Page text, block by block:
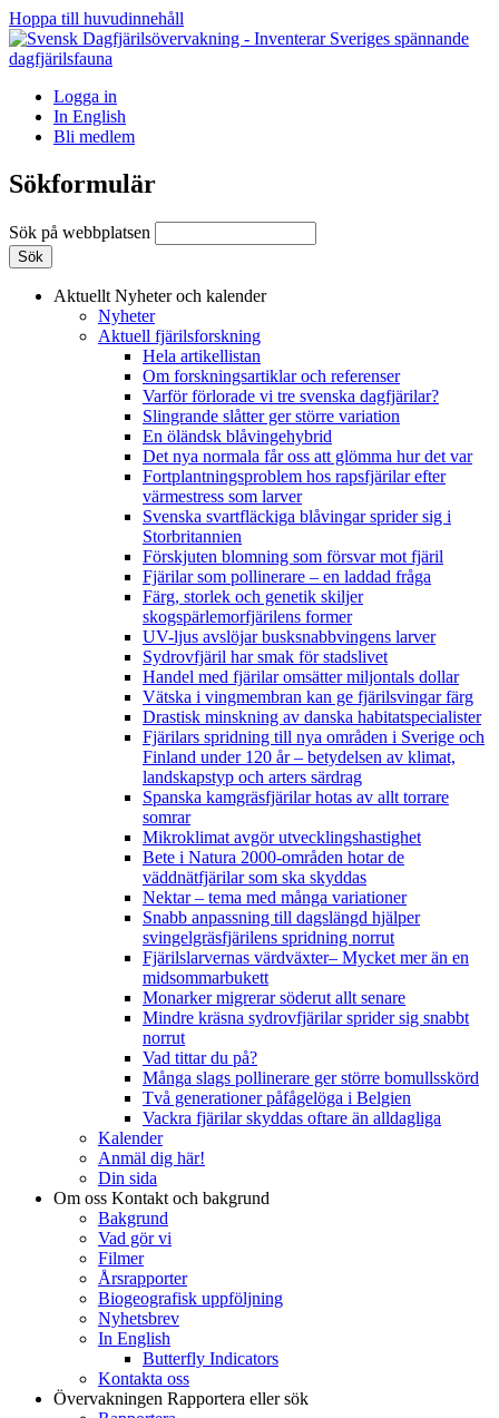
Hoppa till huvudinnehåll
Logga in
In English
Bli medlem
Sökformulär
Sök på webbplatsen
Aktuellt Nyheter och kalender
Nyheter
Aktuell fjärilsforskning
Hela artikellistan
Om forskningsartiklar och referenser
Varför förlorade vi tre svenska dagfjärilar?
Slingrande slåtter ger större variation
En öländsk blåvingehybrid
Det nya normala får oss att glömma hur det var
Fortplantningsproblem hos rapsfjärilar efter
värmestress som larver
Svenska svartfläckiga blåvingar sprider sig i
Storbritannien
Förskjuten blomning som försvar mot fjäril
Fjärilar som pollinerare – en laddad fråga
Färg, storlek och genetik skiljer
skogspärlemorfjärilens former
UV-ljus avslöjar busksnabbvingens larver
Sydrovfjäril har smak för stadslivet
Handel med fjärilar omsätter miljontals dollar
Vätska i vingmembran kan ge fjärilsvingar färg
Drastisk minskning av danska habitatspecialister
Fjärilars spridning till nya områden i Sverige och
Finland under 120 år– betydelsen av klimat,
landskapstyp och arters särdrag
Spanska kamgräsfjärilar hotas av allt torrare
somrar
Mikroklimat avgör utvecklingshastighet
Bete i Natura 2000-områden hotar de
väddnätfjärilar som ska skyddas
Nektar – tema med många variationer
Snabb anpassning till dagslängd hjälper
svingelgräsfjärilens spridning norrut
Fjärilslarvernas värdväxter– Mycket mer än en
midsommarbukett
Monarker migrerar söderut allt senare
Mindre kräsna sydrovfjärilar sprider sig snabbt
norrut
Vad tittar du på?
Många slags pollinerare ger större bomullsskörd
Två generationer påfågelöga i Belgien
Vackra fjärilar skyddas oftare än alldagliga
Kalender
Anmäl dig här!
Din sida
Om oss Kontakt och bakgrund
Bakgrund
Vad gör vi
Filmer
Årsrapporter
Biogeografisk uppföljning
Nyhetsbrev
In English
Butterfly Indicators
Kontakta oss
Övervakningen Rapportera eller sök